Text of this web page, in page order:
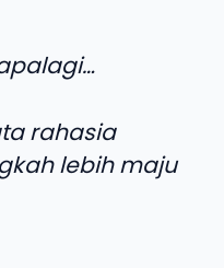
rahasia
lebih maju